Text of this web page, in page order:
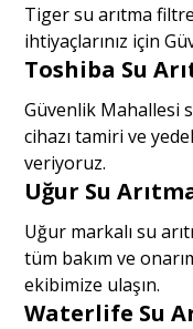
Tiger su arıtma
ihtiyaçlarınız için
Toshiba Su
Güvenlik Mahallesi
cihazı tamiri ve
veriyoruz.
Uğur Su
Uğur markalı su
tüm bakım ve
ekibimize ulaşın.
Waterlife Su